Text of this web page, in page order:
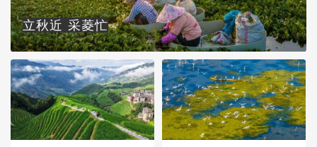
立秋近 采菱忙